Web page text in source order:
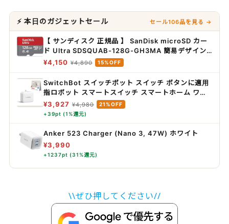
⚡ 本日のガジェットセール セール106品を見る →
【 サンディスク 正規品 】 SanDisk microSD カー
ド Ultra SDSQUAB-128G-GH3MA 簡易デザイン
パッケージ
¥4,150 ¥4,890 15%OFF
SwitchBot スイッチボット スイッチ ボタンに適用
指ロボット スマートスイッチ スマートホーム ワイ
ヤレス タイマー スマホで遠隔操作 Alexa, Google
Home, Siri, IFTTTなどに対応(ハブ必要) ホワイト
¥3,927 ¥4,980
21%OFF
+39pt (1%還元)
Anker 523 Charger (Nano 3, 47W) ホワイト
¥3,990
+1237pt (31%還元)
\\ぜひ押してください//